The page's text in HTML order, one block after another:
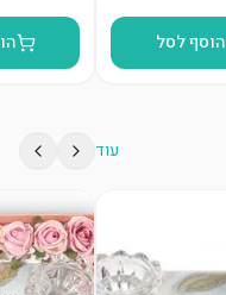
הוסף לסל
עוד